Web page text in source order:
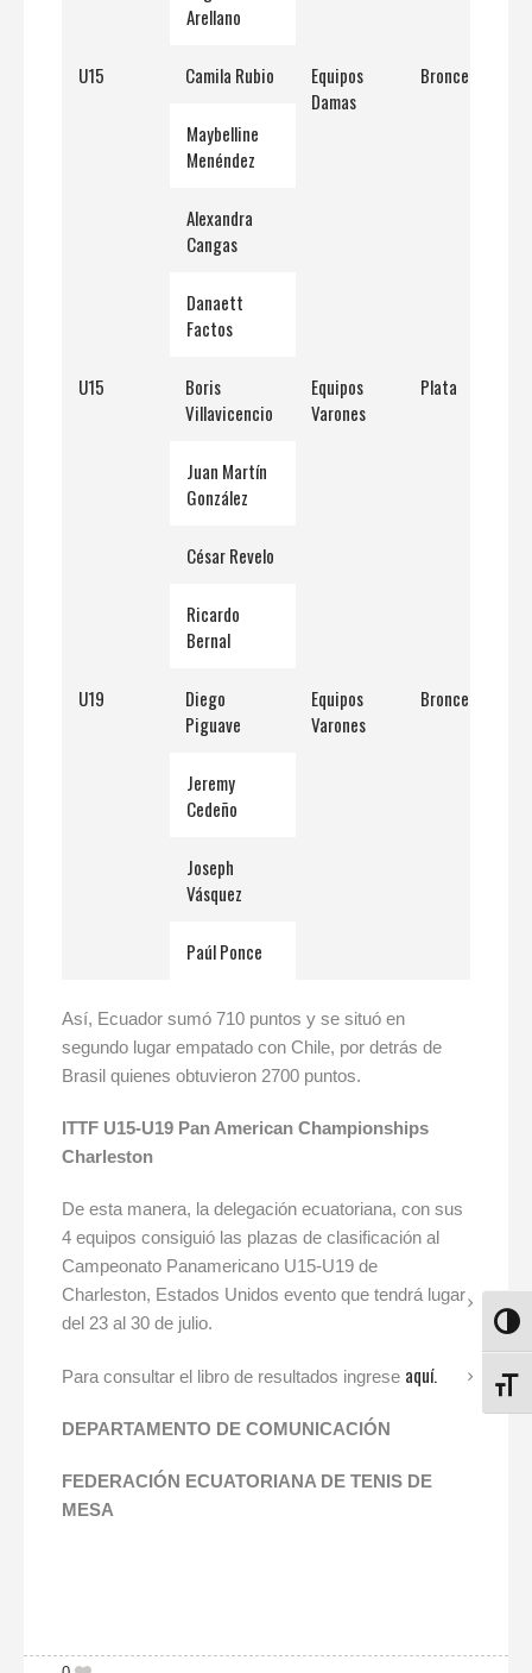
Arellano
U15 Camila Rubio
Equipos
Damas
Bronce
Maybelline
Menéndez
Alexandra
Cangas
Danaett
Factos
U15
Boris
Villavicencio
Equipos
Varones
Plata
Juan Martín
González
César Revelo
Ricardo
Bernal
U19
Diego
Piguave
Equipos
Varones
Bronce
Jeremy
Cedeño
Joseph
Vásquez
Paúl Ponce
Así, Ecuador sumó 710 puntos y se situó en
segundo lugar empatado con Chile, por detrás de
Brasil quienes obtuvieron 2700 puntos.
ITTF U15-U19 Pan American Championships
Charleston
De esta manera, la delegación ecuatoriana, con sus
4 equipos consiguió las plazas de clasificación al
Campeonato Panamericano U15-U19 de
Charleston, Estados Unidos evento que tendrá lugar
del 23 al 30 de julio.
Para consultar el libro de resultados ingrese aquí.
DEPARTAMENTO DE COMUNICACIÓN
FEDERACIÓN ECUATORIANA DE TENIS DE
MESA